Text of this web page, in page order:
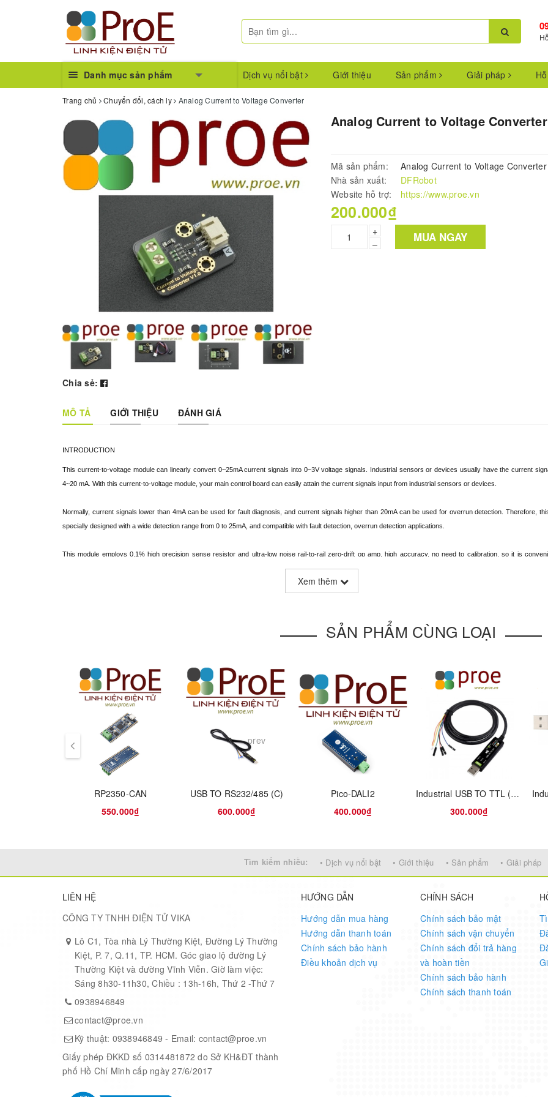
Danh mục sản phẩm Dịch vụ nổi bật Giới thiệu Sản phẩm Giải pháp
Trang chủ Chuyển đổi, cách ly Analog Current to Voltage Converter
Chia sẻ:
Analog Current to Voltage Converter
Mã sản phẩm:
Analog Current to Voltage Converter
Nhà sản xuất:
DFRobot
Website hỗ trợ:
https://www.proe.vn
200.000₫
+
–
MUA NGAY
MÔ TẢ GIỚI THIỆU ĐÁNH GIÁ
INTRODUCTION
This current-to-voltage module can linearly convert 0~25mA current signals into 0~3V voltage signals. Industrial sensors or devices usually have the current
4~20 mA. With this current-to-voltage module, your main control board can easily attain the current signals input from industrial sensors or devices.
Normally, current signals lower than 4mA can be used for fault diagnosis, and current signals higher than 20mA can be used for overrun detection. Therefore,
specially designed with a wide detection range from 0 to 25mA, and compatible with fault detection, overrun detection applications.
This module employs 0.1% high precision sense resistor and ultra-low noise rail-to-rail zero-drift op amp, high accuracy, no need to calibration, so it is
3.3V~5.5V wide voltage power supply, 0~3V voltage signal output, which are compatible with more main control boards, adapt to more applications.
NOTE: For higher accuracy, it is recommended to measure with 12 or more bit ADC!
FEATURES
Support wide voltage of 3.3~5.5V
Deploy 0.1% high precision sense resistor and ultra low noise rail-to-rail zero-drift op amp, high accuracy, and no need to calibration
Wide measurement range up to 0~25mA, which is compatible with fault diagnosis, overrun detection applications
SPECIFICATION
Supply Voltage: 3.3~5.5V
Measurement Accuracy: ±0.5% F.S. @ 16-bit ADC, ±2% F.S. @ 10-bit ADC
Xem thêm
SẢN PHẨM CÙNG LOẠI
RP2350-CAN
550.000₫
USB TO RS232/485 (C)
600.000₫
Pico-DALI2
400.000₫
Industrial USB TO TTL (D) Serial Cable, Original FT232RNL Chip, Multi Protection Circuits, Multi Systems Support, Suitable For Raspberry Pi 5 Serial Port Debugging
300.000₫
prev
Tìm kiếm nhiều: • Dịch vụ nổi bật • Giới thiệu • Sản phẩm • Giải pháp
LIÊN HỆ
CÔNG TY TNHH ĐIỆN TỬ VIKA
Lô C1, Tòa nhà Lý Thường Kiệt, Đường Lý Thường
Kiệt, P. 7, Q.11, TP. HCM. Góc giao lộ đường Lý
Thường Kiệt và đường Vĩnh Viễn. Giờ làm việc:
Sáng 8h30-11h30, Chiều : 13h-16h, Thứ 2 -Thứ 7
0938946849
contact@proe.vn
Kỹ thuật: 0938946849 - Email: contact@proe.vn
Giấy phép ĐKKD số 0314481872 do Sở KH&ĐT thành
phố Hồ Chí Minh cấp ngày 27/6/2017
HƯỚNG DẪN
Hướng dẫn mua hàng
Hướng dẫn thanh toán
Chính sách bảo hành
Điều khoản dịch vụ
CHÍNH SÁCH
Chính sách bảo mật
Chính sách vận chuyển
Chính sách đổi trả hàng
và hoàn tiền
Chính sách bảo hành
Chính sách thanh toán